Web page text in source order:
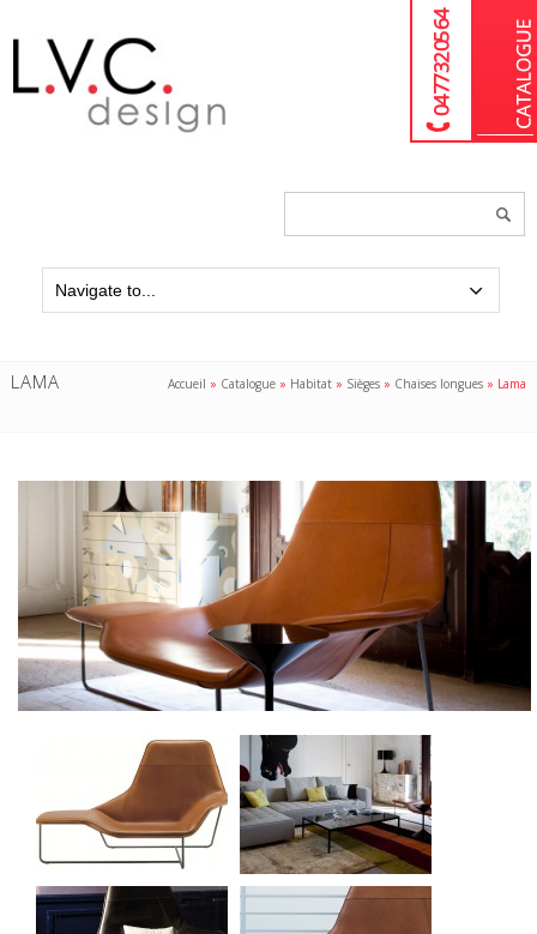
04 77 32 05 64
LAMA Accueil » Catalogue » Habitat » Sièges » Chaises longues » Lama